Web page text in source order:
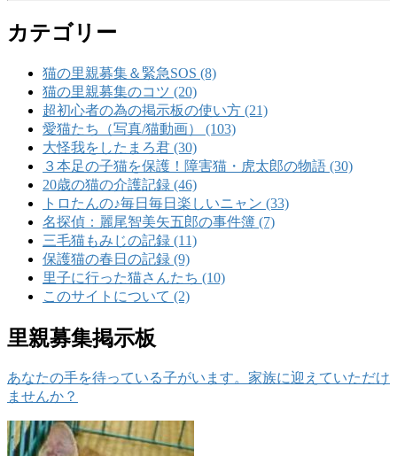
カテゴリー
猫の里親募集＆緊急SOS (8)
猫の里親募集のコツ (20)
超初心者の為の掲示板の使い方 (21)
愛猫たち（写真/猫動画） (103)
大怪我をしたまろ君 (30)
３本足の子猫を保護！障害猫・虎太郎の物語 (30)
20歳の猫の介護記録 (46)
トロたんの♪毎日毎日楽しいニャン (33)
名探偵：麗尾智美矢五郎の事件簿 (7)
三毛猫もみじの記録 (11)
保護猫の春日の記録 (9)
里子に行った猫さんたち (10)
このサイトについて (2)
里親募集掲示板
あなたの手を待っている子がいます。家族に迎えていただけ
ませんか？